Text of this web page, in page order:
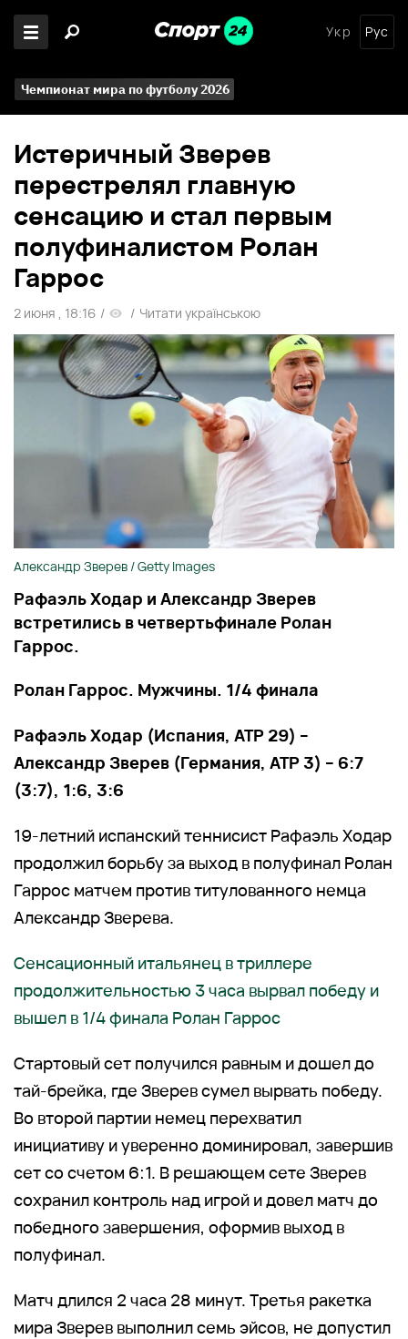
Укр Рус
Чемпионат мира по футболу 2026
Истеричный Зверев
перестрелял главную
сенсацию и стал первым
полуфиналистом Ролан
Гаррос
2 июня , 18:16 / / Читати українською
Александр Зверев / Getty Images
Рафаэль Ходар и Александр Зверев
встретились в четвертьфинале Ролан
Гаррос.
Ролан Гаррос. Мужчины. 1/4 финала
Рафаэль Ходар (Испания, ATP 29) –
Александр Зверев (Германия, ATP 3) – 6:7
(3:7), 1:6, 3:6
19-летний испанский теннисист Рафаэль Ходар
продолжил борьбу за выход в полуфинал Ролан
Гаррос матчем против титулованного немца
Александр Зверева.
Сенсационный итальянец в триллере
продолжительностью 3 часа вырвал победу и
вышел в 1/4 финала Ролан Гаррос
Стартовый сет получился равным и дошел до
тай-брейка, где Зверев сумел вырвать победу.
Во второй партии немец перехватил
инициативу и уверенно доминировал, завершив
сет со счетом 6:1. В решающем сете Зверев
сохранил контроль над игрой и довел матч до
победного завершения, оформив выход в
полуфинал.
Матч длился 2 часа 28 минут. Третья ракетка
мира Зверев выполнил семь эйсов, не допустил